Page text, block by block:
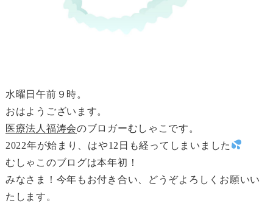
水曜日午前９時。
おはようございます。
医療法人福涛会のブロガーむしゃこです。
2022年が始まり、はや12日も経ってしまいました
むしゃこのブログは本年初！
みなさま！今年もお付き合い、どうぞよろしくお願いい
たします。